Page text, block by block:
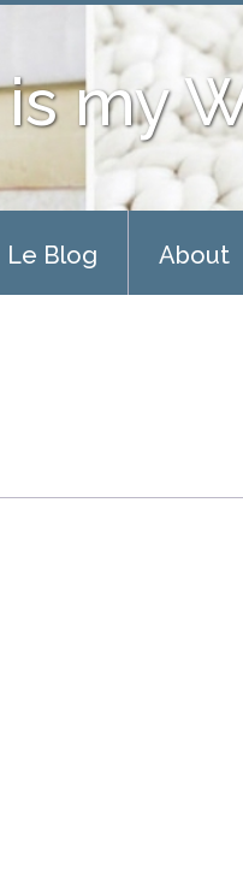
my
Le Blog About